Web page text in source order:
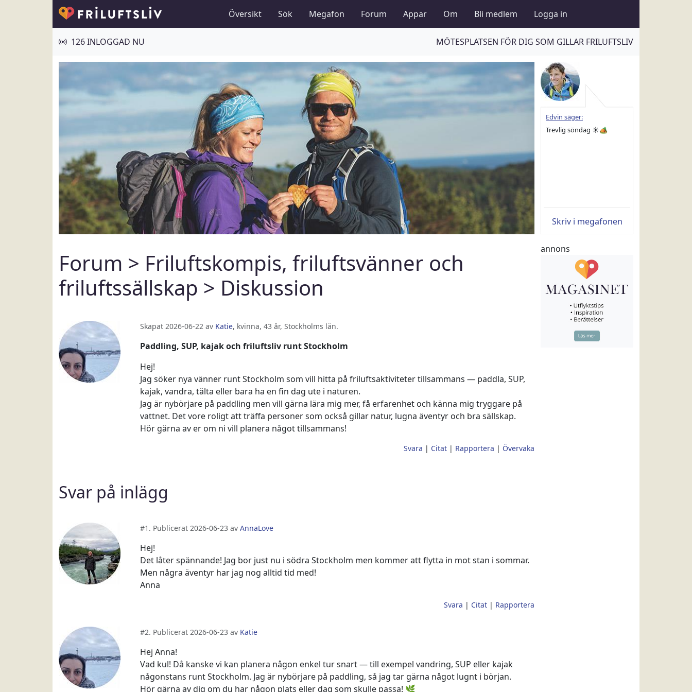
Översikt Sök Megafon Forum Appar Om Bli medlem Logga in
126 INLOGGAD NU MÖTESPLATSEN FÖR DIG SOM GILLAR FRILUFTSLIV
Forum > Friluftskompis, friluftsvänner och
friluftssällskap > Diskussion
Skapat 2026-06-22 av Katie, kvinna, 43 år, Stockholms län.
Paddling, SUP, kajak och friluftsliv runt Stockholm
Hej!
Jag söker nya vänner runt Stockholm som vill hitta på friluftsaktiviteter tillsammans — paddla, SUP,
kajak, vandra, tälta eller bara ha en fin dag ute i naturen.
Jag är nybörjare på paddling men vill gärna lära mig mer, få erfarenhet och känna mig tryggare på
vattnet. Det vore roligt att träffa personer som också gillar natur, lugna äventyr och bra sällskap.
Hör gärna av er om ni vill planera något tillsammans!
Svara | Citat| Rapportera | Övervaka
Svar på inlägg
#1. Publicerat 2026-06-23 av AnnaLove
Hej!
Det låter spännande! Jag bor just nu i södra Stockholm men kommer att flytta in mot stan i sommar.
Men några äventyr har jag nog alltid tid med!
Anna
Svara | Citat| Rapportera
#2. Publicerat 2026-06-23 av Katie
Hej Anna!
Vad kul! Då kanske vi kan planera någon enkel tur snart — till exempel vandring, SUP eller kajak
någonstans runt Stockholm. Jag är nybörjare på paddling, så jag tar gärna något lugnt i början.
Hör gärna av dig om du har någon plats eller dag som skulle passa! 🌿
Edvin säger:
Trevlig söndag ☀️🏕
Skriv i megafonen
annons